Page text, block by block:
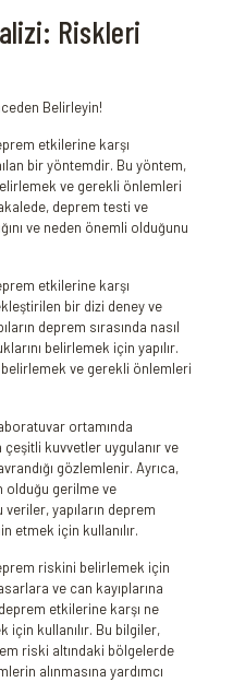
Riskleri
Belirleyin!
etkilerine karşı
bir yöntemdir. Bu yöntem,
ve gerekli önlemleri
deprem testi ve
ve neden önemli olduğunu
etkilerine karşı
bir dizi deney ve
deprem sırasında nasıl
belirlemek için yapılır.
ve gerekli önlemleri
ortamında
kuvvetler uygulanır ve
gözlemlenir. Ayrıca,
olduğu gerilme ve
yapıların deprem
etmek için kullanılır.
riskini belirlemek için
ve can kayıplarına
etkilerine karşı ne
için kullanılır. Bu bilgiler,
riski altındaki bölgelerde
alınmasına yardımcı